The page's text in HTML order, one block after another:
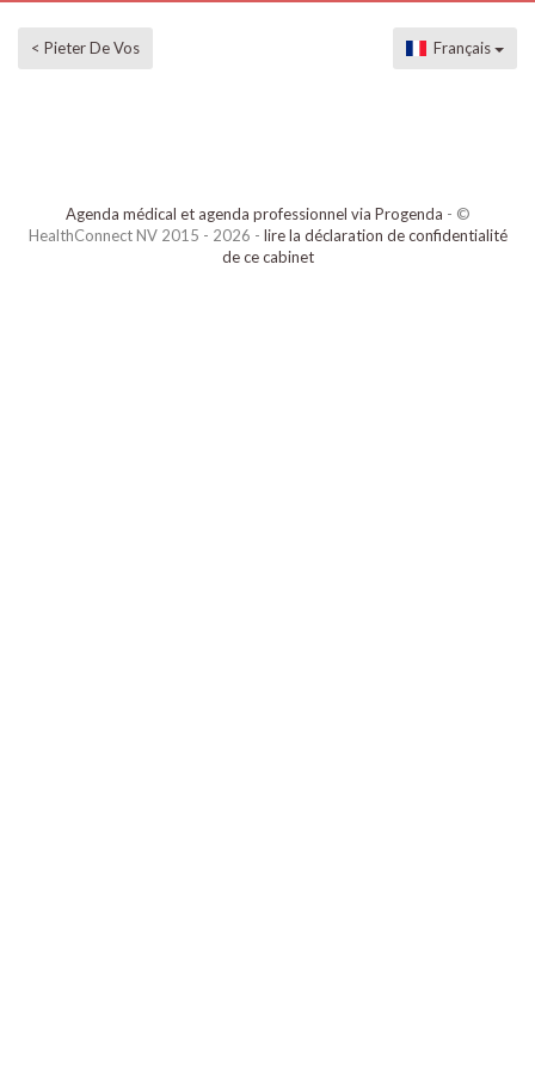
< Pieter De Vos Français
Agenda médical et agenda professionnel via Progenda - ©
HealthConnect NV 2015 - 2026 - lire la déclaration de confidentialité
de ce cabinet